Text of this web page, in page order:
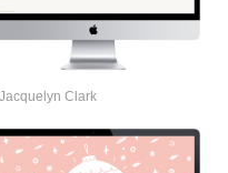
Jacquelyn Clark